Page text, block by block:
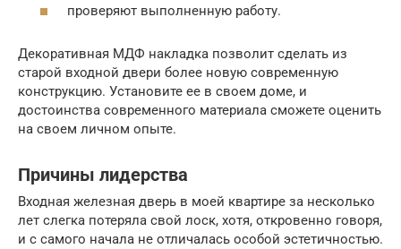
проверяют выполненную работу.
Декоративная МДФ накладка позволит сделать из
старой входной двери более новую современную
конструкцию. Установите ее в своем доме, и
достоинства современного материала сможете оценить
на своем личном опыте.
Причины лидерства
Входная железная дверь в моей квартире за несколько
лет слегка потеряла свой лоск, хотя, откровенно говоря,
и с самого начала не отличалась особой эстетичностью.